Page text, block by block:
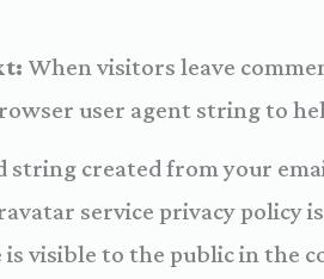
When visitors leave
user agent string to
string created from your
service privacy
visible to the public in the